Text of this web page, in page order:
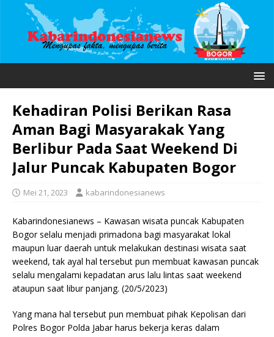
Kehadiran Polisi Berikan Rasa
Aman Bagi Masyarakak Yang
Berlibur Pada Saat Weekend Di
Jalur Puncak Kabupaten Bogor
Mei 21, 2023 kabarindonesianews
Kabarindonesianews – Kawasan wisata puncak Kabupaten
Bogor selalu menjadi primadona bagi masyarakat lokal
maupun luar daerah untuk melakukan destinasi wisata saat
weekend, tak ayal hal tersebut pun membuat kawasan puncak
selalu mengalami kepadatan arus lalu lintas saat weekend
ataupun saat libur panjang. (20/5/2023)
Yang mana hal tersebut pun membuat pihak Kepolisan dari
Polres Bogor Polda Jabar harus bekerja keras dalam